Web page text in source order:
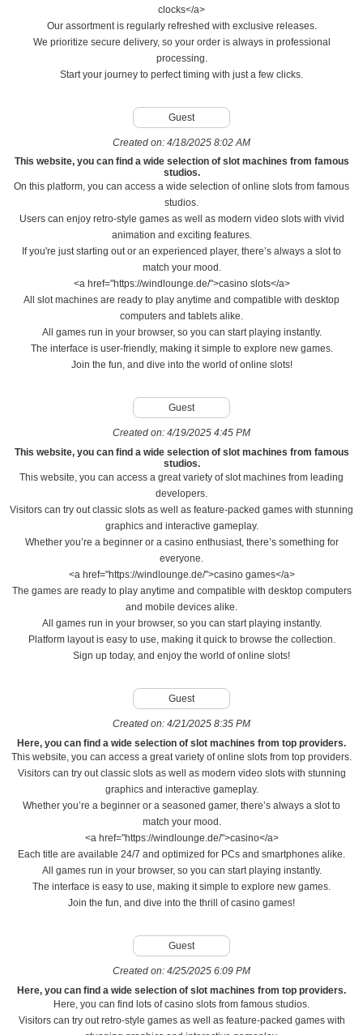
clocks</a>
Our assortment is regularly refreshed with exclusive releases.
We prioritize secure delivery, so your order is always in professional
processing.
Start your journey to perfect timing with just a few clicks.
Guest
Created on: 4/18/2025 8:02 AM
This website, you can find a wide selection of slot machines from famous
studios.
On this platform, you can access a wide selection of online slots from famous
studios.
Users can enjoy retro-style games as well as modern video slots with vivid
animation and exciting features.
If you're just starting out or an experienced player, there’s always a slot to
match your mood.
<a href="https://windlounge.de/">casino slots</a>
All slot machines are ready to play anytime and compatible with desktop
computers and tablets alike.
All games run in your browser, so you can start playing instantly.
The interface is user-friendly, making it simple to explore new games.
Join the fun, and dive into the world of online slots!
Guest
Created on: 4/19/2025 4:45 PM
This website, you can find a wide selection of slot machines from famous
studios.
This website, you can access a great variety of slot machines from leading
developers.
Visitors can try out classic slots as well as feature-packed games with stunning
graphics and interactive gameplay.
Whether you’re a beginner or a casino enthusiast, there’s something for
everyone.
<a href="https://windlounge.de/">casino games</a>
The games are ready to play anytime and compatible with desktop computers
and mobile devices alike.
All games run in your browser, so you can start playing instantly.
Platform layout is easy to use, making it quick to browse the collection.
Sign up today, and enjoy the world of online slots!
Guest
Created on: 4/21/2025 8:35 PM
Here, you can find a wide selection of slot machines from top providers.
This website, you can access a great variety of online slots from top providers.
Visitors can try out classic slots as well as modern video slots with stunning
graphics and interactive gameplay.
Whether you’re a beginner or a seasoned gamer, there’s always a slot to
match your mood.
<a href="https://windlounge.de/">casino</a>
Each title are available 24/7 and optimized for PCs and smartphones alike.
All games run in your browser, so you can start playing instantly.
The interface is easy to use, making it simple to explore new games.
Join the fun, and dive into the thrill of casino games!
Guest
Created on: 4/25/2025 6:09 PM
Here, you can find a wide selection of slot machines from top providers.
Here, you can find lots of casino slots from famous studios.
Visitors can try out retro-style games as well as feature-packed games with